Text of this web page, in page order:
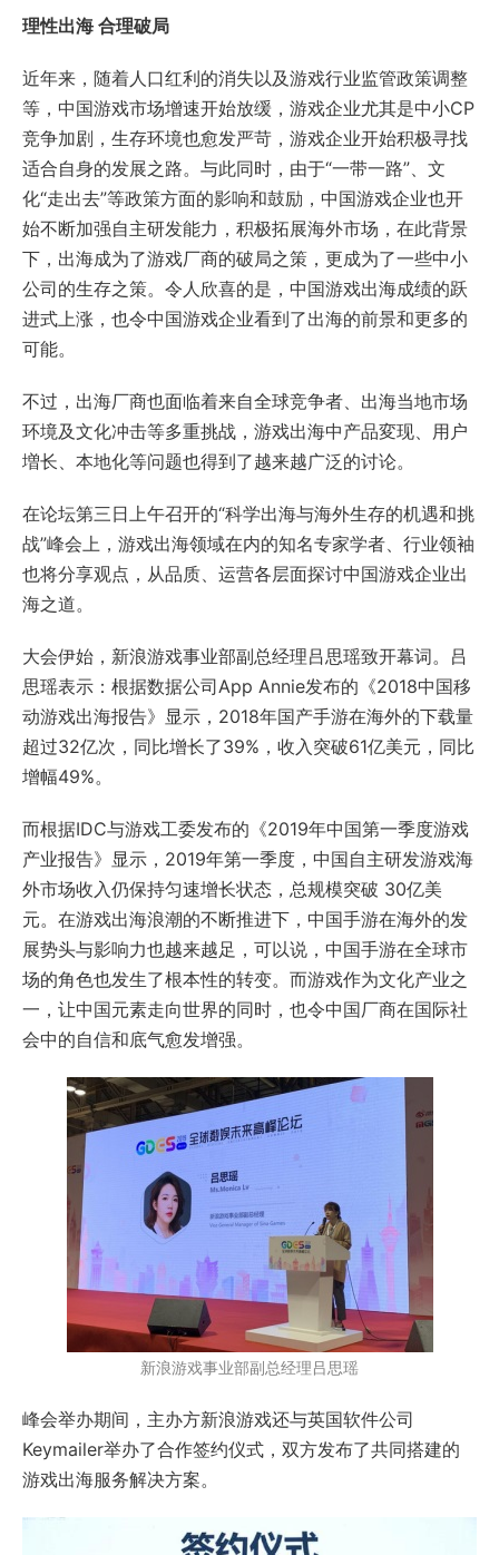
理性出海 合理破局
近年来，随着人口红利的消失以及游戏行业监管政策调整
等，中国游戏市场增速开始放缓，游戏企业尤其是中小CP
竞争加剧，生存环境也愈发严苛，游戏企业开始积极寻找
适合自身的发展之路。与此同时，由于“一带一路”、文
化“走出去”等政策方面的影响和鼓励，中国游戏企业也开
始不断加强自主研发能力，积极拓展海外市场，在此背景
下，出海成为了游戏厂商的破局之策，更成为了一些中小
公司的生存之策。令人欣喜的是，中国游戏出海成绩的跃
进式上涨，也令中国游戏企业看到了出海的前景和更多的
可能。
不过，出海厂商也面临着来自全球竞争者、出海当地市场
环境及文化冲击等多重挑战，游戏出海中产品変现、用户
増长、本地化等问题也得到了越来越广泛的讨论。
在论坛第三日上午召开的“科学出海与海外生存的机遇和挑
战”峰会上，游戏出海领域在内的知名专家学者、行业领袖
也将分享观点，从品质、运营各层面探讨中国游戏企业出
海之道。
大会伊始，新浪游戏事业部副总经理吕思瑶致开幕词。吕
思瑶表示：根据数据公司App Annie发布的《2018中国移
动游戏出海报告》显示，2018年国产手游在海外的下载量
超过32亿次，同比增长了39%，收入突破61亿美元，同比
增幅49%。
而根据IDC与游戏工委发布的《2019年中国第一季度游戏
产业报告》显示，2019年第一季度，中国自主研发游戏海
外市场收入仍保持匀速增长状态，总规模突破 30亿美
元。在游戏出海浪潮的不断推进下，中国手游在海外的发
展势头与影响力也越来越足，可以说，中国手游在全球市
场的角色也发生了根本性的转变。而游戏作为文化产业之
一，让中国元素走向世界的同时，也令中国厂商在国际社
会中的自信和底气愈发增强。
新浪游戏事业部副总经理吕思瑶
峰会举办期间，主办方新浪游戏还与英国软件公司
Keymailer举办了合作签约仪式，双方发布了共同搭建的
游戏出海服务解决方案。